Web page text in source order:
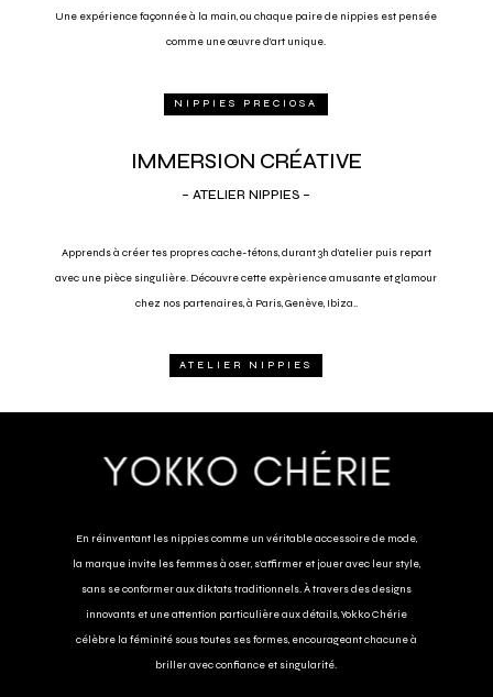
Une expérience façonnée à la main, ou chaque paire de nippies est pensée
comme une œuvre d’art unique.
NIPPIES PRECIOSA
IMMERSION CRÉATIVE
– ATELIER NIPPIES –
Apprends à créer tes propres cache-tétons, durant 3h d’atelier puis repart
avec une pièce singulière. Découvre cette expèrience amusante et glamour
chez nos partenaires, à Paris, Genève, Ibiza..
ATELIER NIPPIES
En réinventant les nippies comme un véritable accessoire de mode,
la marque invite les femmes à oser, s’affirmer et jouer avec leur style,
sans se conformer aux diktats traditionnels. À travers des designs
innovants et une attention particulière aux détails, Yokko Chérie
célèbre la féminité sous toutes ses formes, encourageant chacune à
briller avec confiance et singularité.